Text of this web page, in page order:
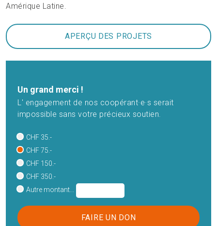
Amérique Latine.
APERÇU DES PROJETS
Un grand merci !
L' engagement de nos coopérant·e·s serait
impossible sans votre précieux soutien.
CHF 35.-
CHF 75.-
CHF 150.-
CHF 350.-
Autre montant...
FAIRE UN DON